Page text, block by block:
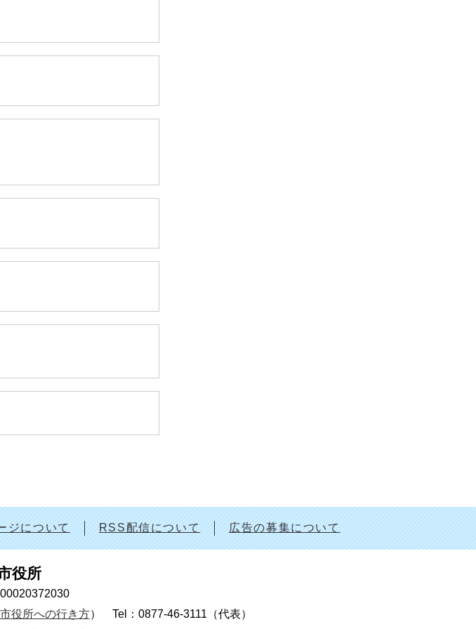
ジについて RSS配信について 広告の募集について
役所
市役所への行き方）
Tel：0877-46-3111（代表）